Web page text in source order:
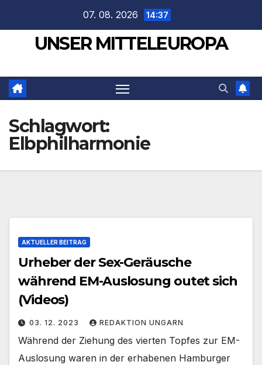
springen
07. 08. 2026 14:37
UNSER MITTELEUROPA
Schlagwort:
Elbphilharmonie
AKTUELLER BEITRAG
Urheber der Sex-Geräusche
während EM-Auslosung outet sich
(Videos)
03. 12. 2023 REDAKTION UNGARN
Während der Ziehung des vierten Topfes zur EM-
Auslosung waren in der erhabenen Hamburger